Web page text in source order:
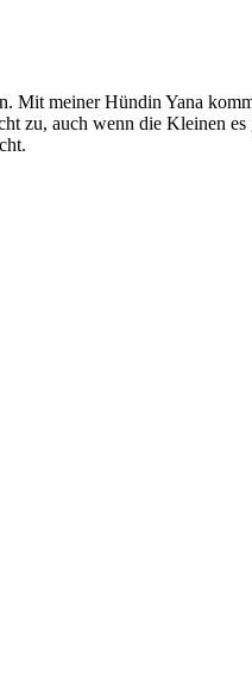
Mit meiner Hündin Yana
zu, auch wenn die Kleinen